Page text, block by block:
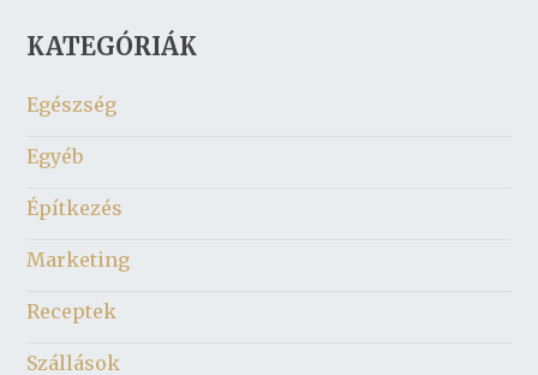
KATEGÓRIÁK
Egészség
Egyéb
Építkezés
Marketing
Receptek
Szállások